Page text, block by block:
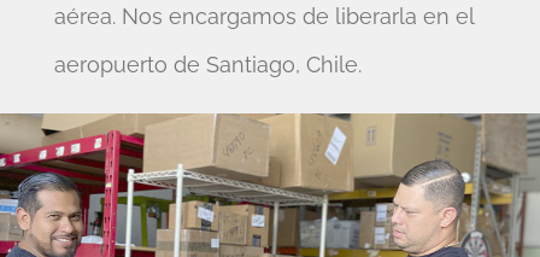
aérea. Nos encargamos de liberarla en el
aeropuerto de Santiago, Chile.